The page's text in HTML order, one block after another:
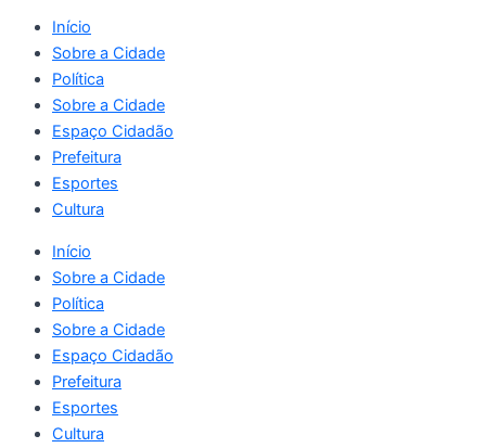
Início
Sobre a Cidade
Política
Sobre a Cidade
Espaço Cidadão
Prefeitura
Esportes
Cultura
Início
Sobre a Cidade
Política
Sobre a Cidade
Espaço Cidadão
Prefeitura
Esportes
Cultura